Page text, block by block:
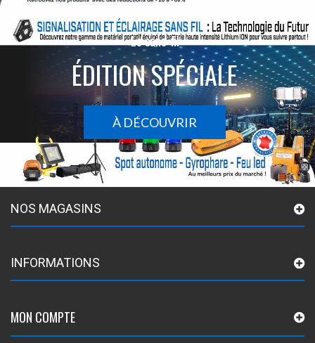
Le sans-fil
ÉDITION SPÉCIALE
À DÉCOUVRIR
NOS MAGASINS
INFORMATIONS
MON COMPTE